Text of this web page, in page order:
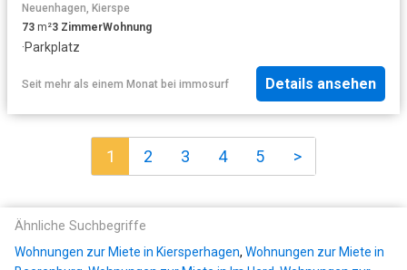
Neuenhagen, Kierspe
73 m²3 ZimmerWohnung
·Parkplatz
Seit mehr als einem Monat bei immosurf Details ansehen
1 2 3 4 5 >
Ähnliche Suchbegriffe
Wohnungen zur Miete in Kiersperhagen, Wohnungen zur Miete in